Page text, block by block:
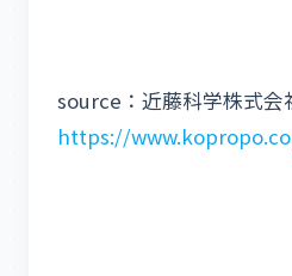
source：近藤科学株式会
https://